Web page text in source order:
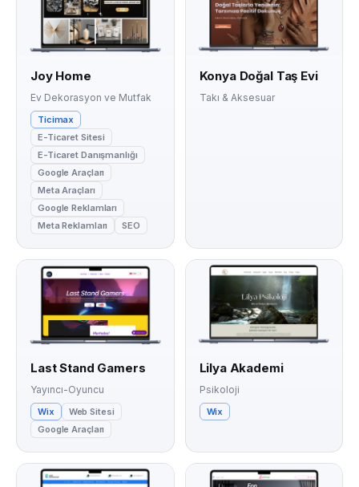
Joy Home
Ev Dekorasyon ve Mutfak
Ticimax
E-Ticaret Sitesi
E-Ticaret Danışmanlığı
Google Araçları
Meta Araçları
Google Reklamları
Meta Reklamları
SEO
Konya Doğal Taş Evi
Takı & Aksesuar
Last Stand Gamers
Yayıncı-Oyuncu
Wix
Web Sitesi
Google Araçları
Lilya Akademi
Psikoloji
Wix